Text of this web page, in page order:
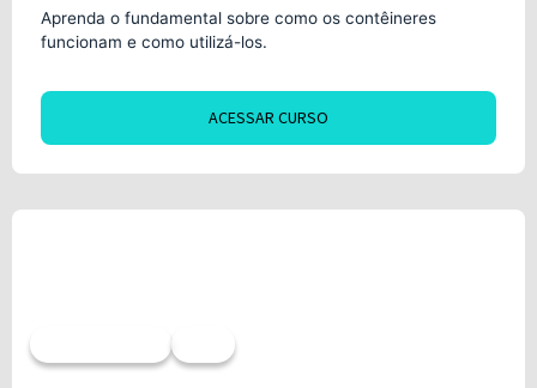
Aprenda o fundamental sobre como os contêineres
funcionam e como utilizá-los.
ACESSAR CURSO